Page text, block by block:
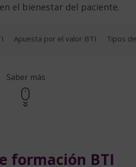
el bienestar del paciente.
Apuesta por el valor BTI Tipos
Saber más
formación BTI